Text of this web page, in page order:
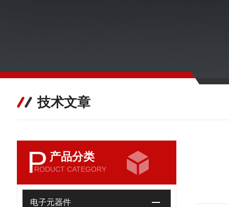
技术文章
P 产品分类
RODUCT CATEGORY
电子元器件